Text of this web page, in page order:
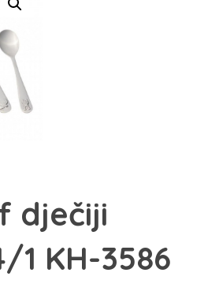
dječiji
1 KH-3586